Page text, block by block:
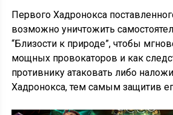
Первого Хадронокса
возможно уничтожить
“Близости к природе”, чтобы
мощных провокаторов и как
противнику атаковать либо
Хадронокса, тем самым защитив